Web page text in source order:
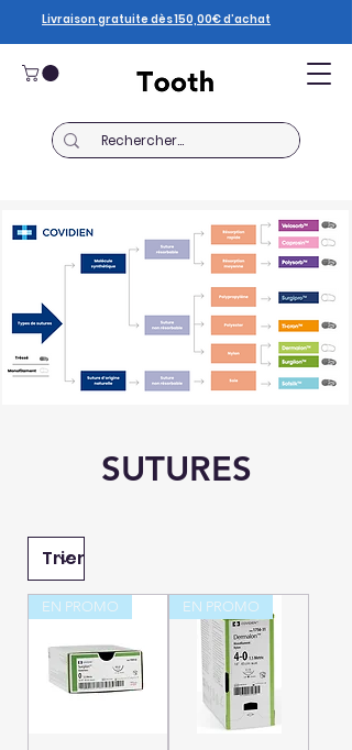
Livraison gratuite dès 150,00€ d’achat
SUTURES
EN PROMO EN PROMO